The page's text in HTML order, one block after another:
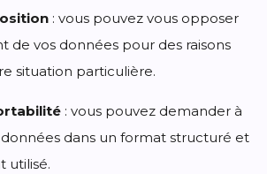
: vous pouvez vous opposer
de vos données pour des raisons
situation particulière.
: vous pouvez demander à
dans un format structuré et
utilisé.